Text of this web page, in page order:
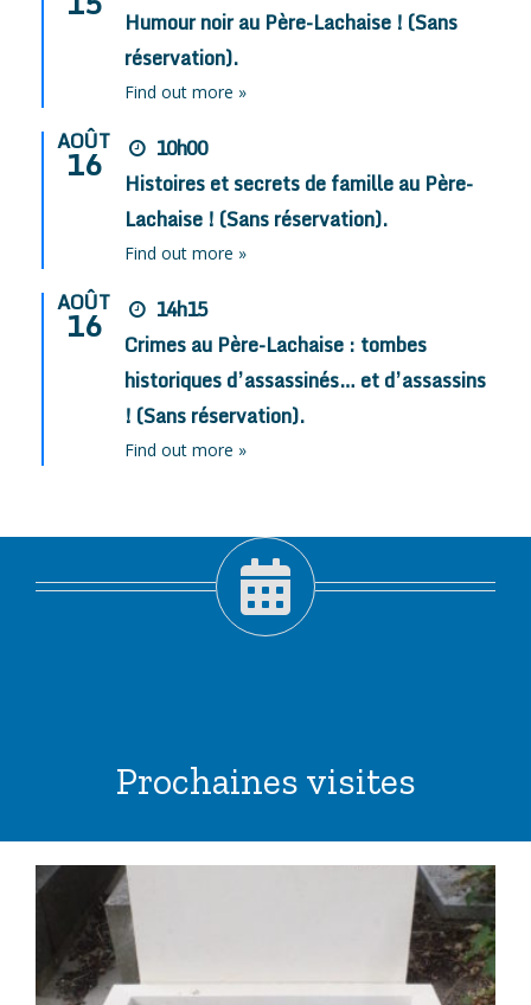
Humour noir au Père-Lachaise ! (Sans
réservation).
Find out more »
AOÛT
16
10h00
Histoires et secrets de famille au Père-
Lachaise ! (Sans réservation).
Find out more »
AOÛT
16
14h15
Crimes au Père-Lachaise : tombes
historiques d’assassinés… et d’assassins
! (Sans réservation).
Find out more »
Prochaines visites